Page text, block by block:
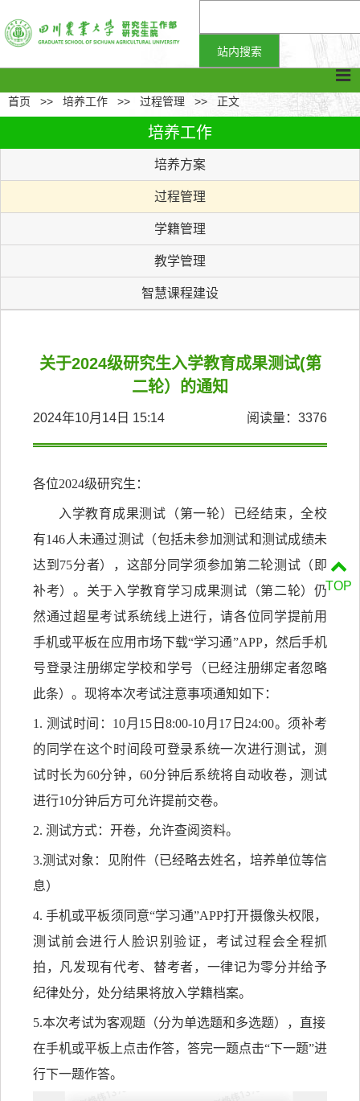
首页 >> 培养工作 >> 过程管理 >> 正文
培养工作
培养方案
过程管理
学籍管理
教学管理
智慧课程建设
关于2024级研究生入学教育成果测试(第
二轮）的通知
2024年10月14日 15:14 阅读量： 3376
各位2024级研究生：
入学教育成果测试（第一轮） 已经结束，全校
有146人未通过测试（包括未参加测试和测试成绩未
达到75分者），这部分同学须参加第二轮测试（即
补考）。 关于入学教育学习成果测试 （第二轮）仍
然通过超星考试系统线上进行，请各位同学提前用
手机或平板在应用市场下载“学习通”APP，然后手机
号登录注册绑定学校和学号
（已经注册绑定者忽略
此条） 。现将本次考试注意事项通知如下：
1. 测试时间：10月 15 日 8:00-10月 17 日 24:00。 须补考
的 同学在这个时间段可登录系统一次进行测试，测
试时长为60分钟，60分钟后系统将自动收卷，测试
进行10分钟后方可允许提前交卷。
2. 测试方式：开卷，允许查阅资料。
3.测试对象：
见附件（已经略去姓名，培养单位等信
息）
4. 手机或平板须同意“学习通”APP打开摄像头权限，
测试前会进行人脸识别验证，考试过程会全程抓
拍，凡发现有代考、替考者，一律记为零分并给予
纪律处分，处分结果将放入学籍档案。
5.本次考试为客观题（分为单选题和多选题），直接
在手机或平板上点击作答，答完一题点击“下一题”进
行下一题作答。
TOP